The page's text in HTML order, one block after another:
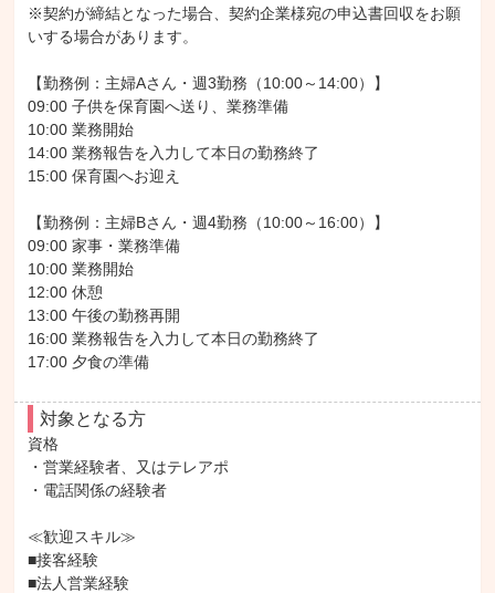
※契約が締結となった場合、契約企業様宛の申込書回収をお願
いする場合があります。
【勤務例：主婦Aさん・週3勤務（10:00～14:00）】
09:00 子供を保育園へ送り、業務準備
10:00 業務開始
14:00 業務報告を入力して本日の勤務終了
15:00 保育園へお迎え
【勤務例：主婦Bさん・週4勤務（10:00～16:00）】
09:00 家事・業務準備
10:00 業務開始
12:00 休憩
13:00 午後の勤務再開
16:00 業務報告を入力して本日の勤務終了
17:00 夕食の準備
対象となる方
資格
・営業経験者、又はテレアポ
・電話関係の経験者
≪歓迎スキル≫
■接客経験
■法人営業経験